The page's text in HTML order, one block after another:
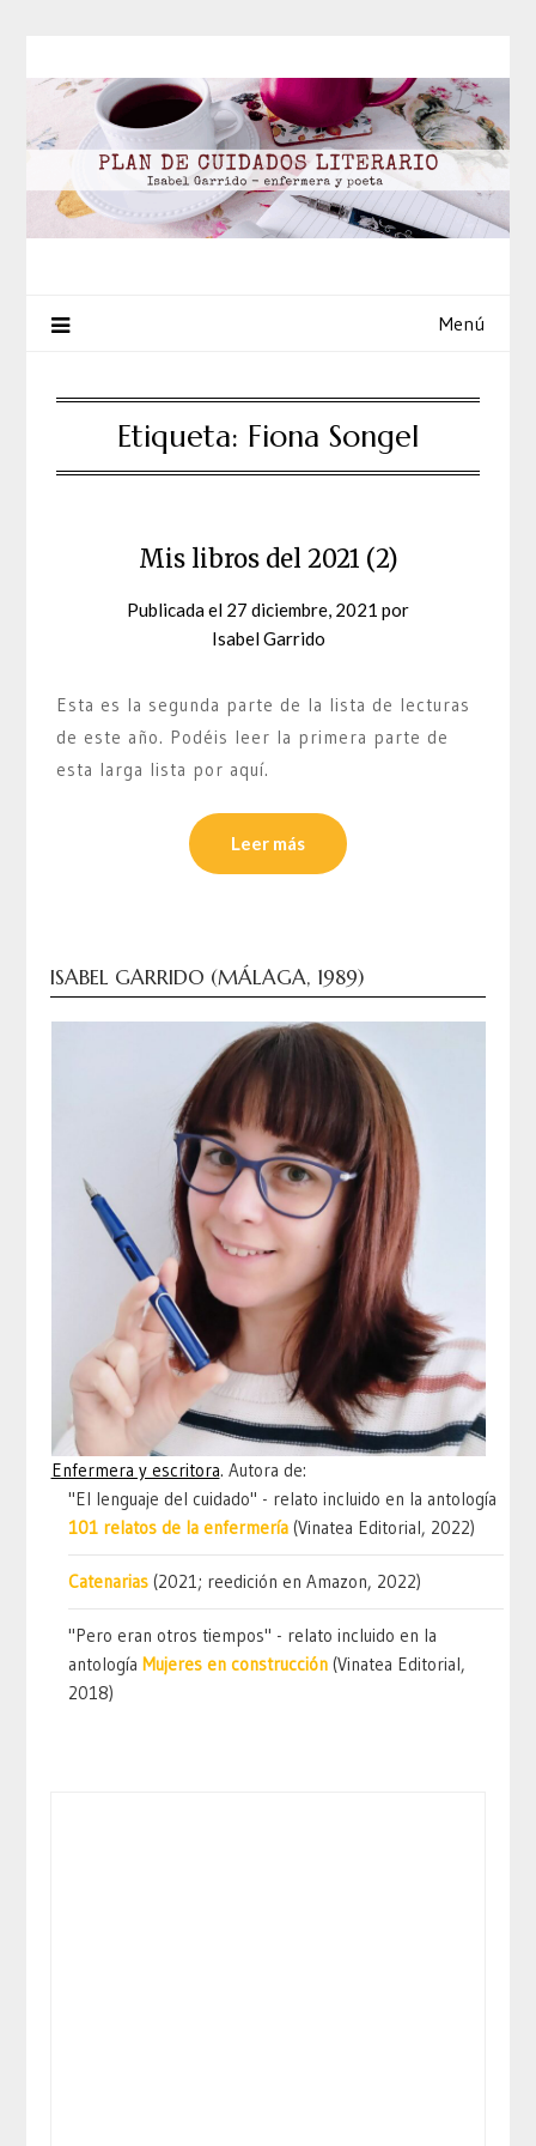
contenido
Menú
Etiqueta: Fiona Songel
Mis libros del 2021 (2)
Publicada el 27 diciembre, 2021 por
Isabel Garrido
Esta es la segunda parte de la lista de lecturas
de este año. Podéis leer la primera parte de
esta larga lista por aquí.
Leer más
ISABEL GARRIDO (MÁLAGA, 1989)
Enfermera y escritora. Autora de:
"El lenguaje del cuidado" - relato incluido en la antología
101 relatos de la enfermería (Vinatea Editorial, 2022)
Catenarias (2021; reedición en Amazon, 2022)
"Pero eran otros tiempos" - relato incluido en la
antologíaMujeres en construcción (Vinatea Editorial,
2018)